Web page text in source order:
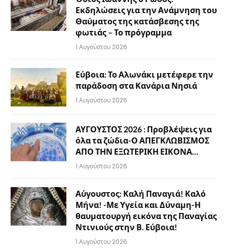
Εκδηλώσεις για την Ανάμνηση του
Θαύματος της κατάσβεσης της
φωτιάς – Το πρόγραμμα
1 Αυγούστου 2026
Εύβοια: Το Αλωνάκι μετέφερε την
παράδοση στα Κανάρια Νησιά
1 Αυγούστου 2026
ΑΥΓΟΥΣΤΟΣ 2026 : Προβλέψεις για
όλα τα ζώδια-Ο ΑΠΕΓΚΛΩΒΙΣΜΟΣ
ΑΠΟ ΤΗΝ ΕΞΩΤΕΡΙΚΗ ΕΙΚΟΝΑ…
1 Αυγούστου 2026
Αύγουστος: Καλή Παναγιά! Καλό
Μήνα! -Με Υγεία και Δύναμη-Η
θαυματουργή εικόνα της Παναγίας
Ντινιούς στην Β. Εύβοια!
1 Αυγούστου 2026